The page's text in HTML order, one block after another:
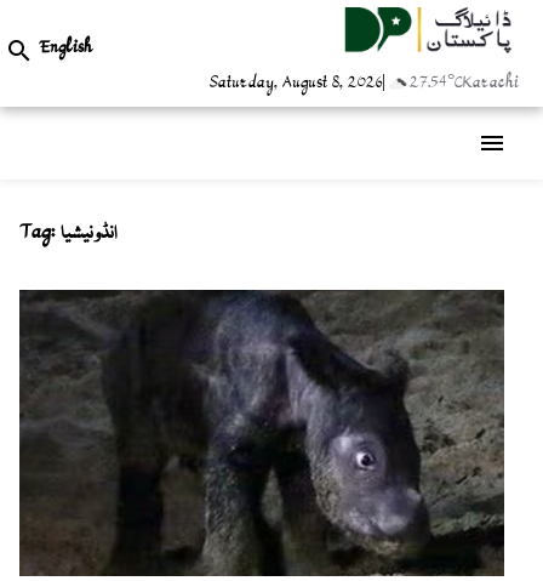
27.54°CKarachi
|
Saturday, August 8, 2026
English

menu
Tag:انڈونیشیا